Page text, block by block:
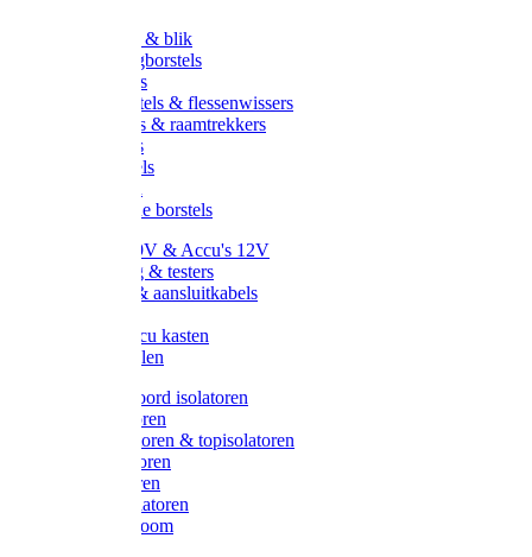
Handveger & blik
Voetenveegborstels
Handvegers
Afwasborstels & flessenwissers
Wasborstels & raamtrekkers
Tonborstels
Werkborstels
Hygienische borstels
Batterijen 9V & Accu's 12V
Beveiliging & testers
Kabelsets & aansluitkabels
Metalen accu kasten
Zonnepanelen
Draad & koord isolatoren
Ringisolatoren
Extra isolatoren & topisolatoren
Hoekisolatoren
Lintisolatoren
Afstandisolatoren
Isolatorenboom